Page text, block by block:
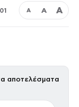
Α Α Α
αποτελέσματα